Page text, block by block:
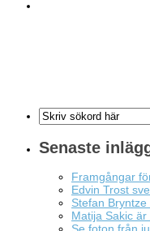
Senaste
Framgångar
Edvin Trost
Stefan
Matija Sakic